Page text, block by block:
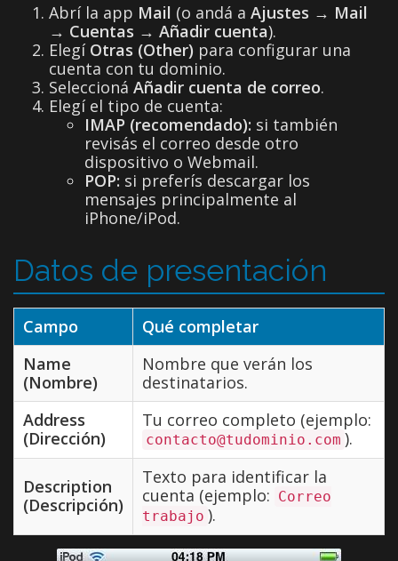
Abrí la app Mail (o andá a Ajustes → Mail
→ Cuentas → Añadir cuenta).
Elegí Otras (Other) para configurar una
cuenta con tu dominio.
Seleccioná Añadir cuenta de correo.
Elegí el tipo de cuenta:
IMAP (recomendado): si también
revisás el correo desde otro
dispositivo o Webmail.
POP: si preferís descargar los
mensajes principalmente al
iPhone/iPod.
Datos de presentación
Campo
Qué completar
Name
(Nombre)
Nombre que verán los
destinatarios.
Address
(Dirección)
Tu correo completo (ejemplo:
contacto@tudominio.com ).
Description
(Descripción)
Texto para identificar la
cuenta (ejemplo: Correo
trabajo ).